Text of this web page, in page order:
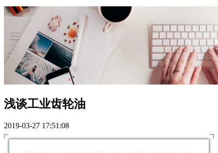
浅谈工业齿轮油
2019-03-27 17:51:08